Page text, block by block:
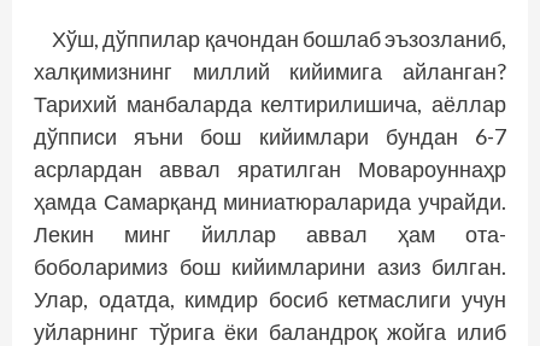
Хўш, дўппилар қачондан бошлаб эъзозланиб,
халқимизнинг миллий кийимига айланган?
Тарихий манбаларда келтирилишича, аёллар
дўпписи яъни бош кийимлари бундан 6-7
асрлардан аввал яратилган Мовароуннаҳр
ҳамда Самарқанд миниатюраларида учрайди.
Лекин минг йиллар аввал ҳам ота-
боболаримиз бош кийимларини азиз билган.
Улар, одатда, кимдир босиб кетмаслиги учун
уйларнинг тўрига ёки баландроқ жойга илиб